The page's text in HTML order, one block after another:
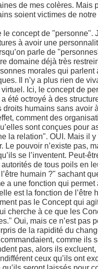
de mes colères. Mais
soient victimes de
le concept de "personne".
à avoir une
parle de
domaine déjà très
morales qui parlent
Il n’y a plus rien de
Ici, le concept de
été octroyé à des
droits humains sans avoir
comment des
sont conçues pour
la relation". OUI. Mais il
Le pouvoir n’existe pas,
se l’inventent. Peut-
de tous poils en
humain ?" sachant
a une fonction qui
est la fonction de l’être
pas le Concept qui
cherche à ce que les
Oui, mais ce n’est pas
de la rapidité du
comme ils
pas, alors ils
ceux qu’ils ont